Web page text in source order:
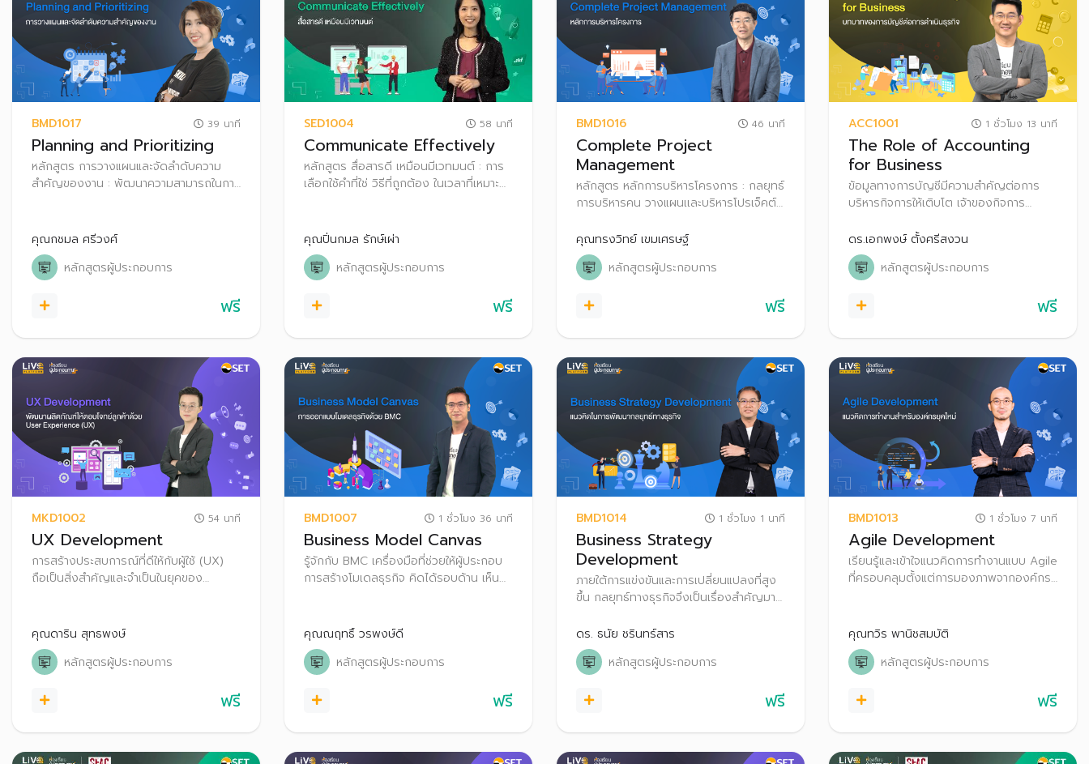
BMD1017 39 นาที
Planning and Prioritizing
หลักสูตร การวางแผนและจัดลำดับความ
สำคัญของงาน : พัฒนาความสามารถในการ
อย่างราบรื่น
คุณกชมล ศรีวงศ์
หลักสูตรผู้ประกอบการ
ฟรี
SED1004 58 นาที
Communicate Effectively
หลักสูตร สื่อสารดี เหมือนมีเวทมนต์ : การ
เลือกใช้คำที่ใช่ วิธีที่ถูกต้อง ในเวลาที่เหมาะ
อย่างเหมาะสมเพื่อสร้างความเชื่อใจและการมี
ส่วนร่วมระหว่างกัน
คุณปิ่นกมล รักษ์เผ่า
หลักสูตรผู้ประกอบการ
ฟรี
BMD1016 46 นาที
Complete Project
Management
หลักสูตร หลักการบริหารโครงการ : กลยุทธ์
การบริหารคน วางแผนเเละบริหารโปรเจ็คต์ที่
ประสิทธิภาพ ไม่ว่าจะเป็นโปรเจ็คต์ระดับไหน
หรือในสายงานใดก็ตาม
คุณทรงวิทย์ เขมเศรษฐ์
หลักสูตรผู้ประกอบการ
ฟรี
ACC1001 1 ชั่วโมง 13 นาที
The Role of Accounting
for Business
ข้อมูลทางการบัญชีมีความสำคัญต่อการ
บริหารกิจการให้เติบโต เจ้าของกิจการ
สถานะของกิจการ เพื่อการควบคุม การ
วางแผนและการตัดสินใจ
ดร.เอกพงษ์ ตั้งศรีสงวน
หลักสูตรผู้ประกอบการ
ฟรี
MKD1002 54 นาที
UX Development
การสร้างประสบการณ์ที่ดีให้กับผู้ใช้ (UX)
ถือเป็นสิ่งสำคัญและจำเป็นในยุคของ
ผลิตภัณฑ์ที่ตอบโจทย์กับลูกค้า
คุณดาริน สุทธพงษ์
หลักสูตรผู้ประกอบการ
ฟรี
BMD1007 1 ชั่วโมง 36 นาที
Business Model Canvas
รู้จักกับ BMC เครื่องมือที่ช่วยให้ผู้ประกอบ
การสร้างโมเดลธุรกิจ คิดได้รอบด้าน เห็น
คุณณฤทธิ์ วรพงษ์ดี
หลักสูตรผู้ประกอบการ
ฟรี
BMD1014 1 ชั่วโมง 1 นาที
Business Strategy
Development
ภายใต้การแข่งขันและการเปลี่ยนแปลงที่สูง
ขึ้น กลยุทธ์ทางธุรกิจจึงเป็นเรื่องสำคัญมาก
อย่างถูกต้อง เพื่อการบริหารธุรกิจให้สำเร็จ
ได้ในทุกสถานการณ์
ดร. ธนัย ชรินทร์สาร
หลักสูตรผู้ประกอบการ
ฟรี
BMD1013 1 ชั่วโมง 7 นาที
Agile Development
เรียนรู้และเข้าใจแนวคิดการทำงานแบบ Agile
ที่ครอบคลุมตั้งแต่การมองภาพจากองค์กร
Agile มาเริ่มต้นปรับใช้ในองค์กรได้
คุณทวิร พานิชสมบัติ
หลักสูตรผู้ประกอบการ
ฟรี